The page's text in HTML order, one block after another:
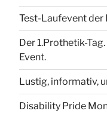
Test-Laufevent der
Der 1.Prothetik-
Event.
Lustig, informativ,
Disability Pride